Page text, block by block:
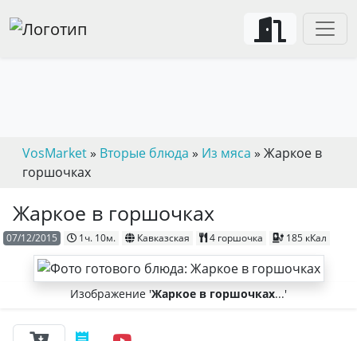
VosMarket» Вторые блюда » Из мяса » Жаркое в
горшочках
Жаркое в горшочках
07/12/2015 1ч. 10м. Кавказская 4 горшочка 185 кКал
Изображение 'Жаркое в горшочках...'